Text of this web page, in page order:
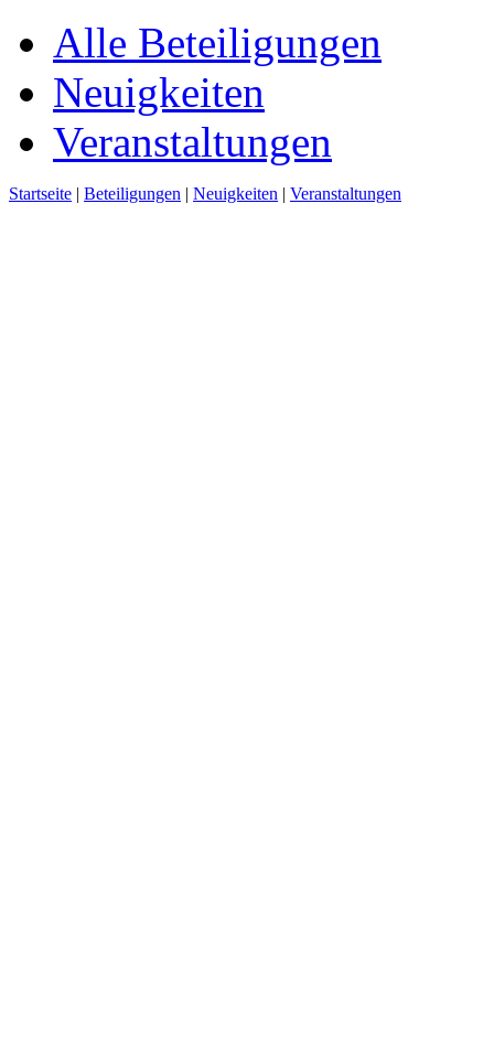
Alle Beteiligungen
Neuigkeiten
Veranstaltungen
Startseite | Beteiligungen | Neuigkeiten | Veranstaltungen